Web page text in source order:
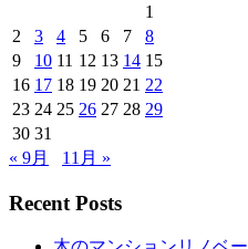
1
2
3 4 5 6 7
8
9
10 11 12 13 14 15
16 17 18 19 20 21 22
23 24 25 26 27 28 29
30 31
« 9月
11月 »
Recent Posts